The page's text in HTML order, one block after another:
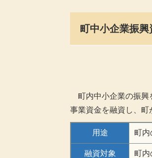
町中小企業振
町内中小企業の振興
事業資金を融資し、町
用途 町内
融資対象 町内